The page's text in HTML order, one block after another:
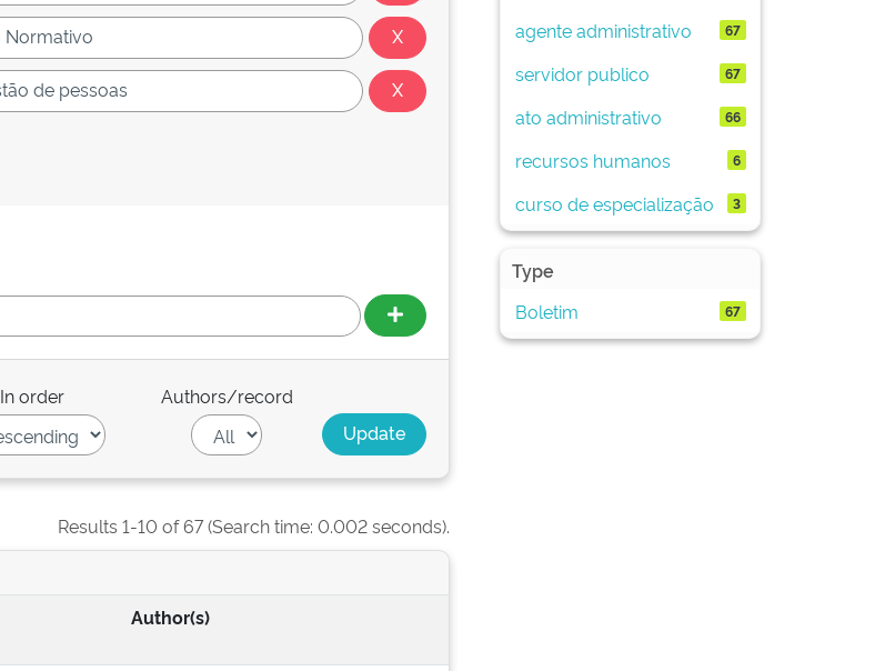
In order Authors/record
Results 1-10 of 67 (Search time: 0.002 seconds).
Author(s)
agente administrativo 67
servidor publico 67
ato administrativo 66
recursos humanos 6
curso de especialização 3
Type
Boletim
67